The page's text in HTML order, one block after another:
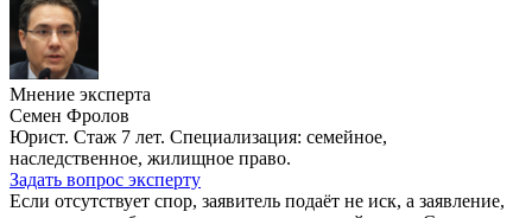
Мнение эксперта
Семен Фролов
Юрист. Стаж 7 лет. Специализация: семейное,
наследственное, жилищное право.
Задать вопрос эксперту
Если отсутствует спор, заявитель подаёт не иск, а заявление,